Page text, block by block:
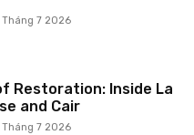
Tháng 7 2026
Restoration: Inside La
and Cair
Tháng 7 2026